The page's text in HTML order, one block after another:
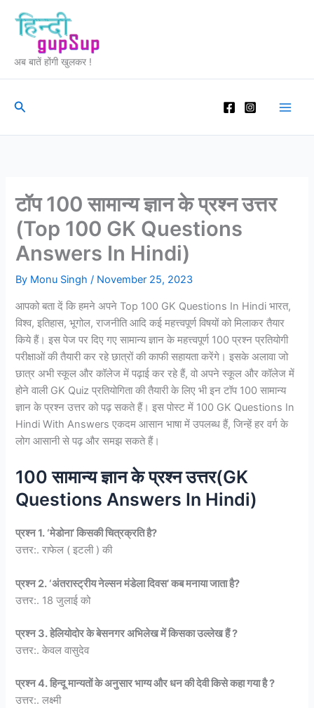
content
अब बातें होंगी खुलकर !
Search
टॉप 100 सामान्य ज्ञान के प्रश्न उत्तर
(Top 100 GK Questions
Answers In Hindi)
By Monu Singh/ November 25, 2023
आपको बता दें कि हमने अपने Top 100 GK Questions In Hindi भारत,
विश्व, इतिहास, भूगोल, राजनीति आदि कई महत्त्वपूर्ण विषयों को मिलाकर तैयार
किये हैं। इस पेज पर दिए गए सामान्य ज्ञान के महत्त्वपूर्ण 100 प्रश्न प्रतियोगी
परीक्षाओं की तैयारी कर रहे छात्रों की काफी सहायता करेंगे। इसके अलावा जो
छात्र अभी स्कूल और कॉलेज में पढ़ाई कर रहे हैं, वो अपने स्कूल और कॉलेज में
होने वाली GK Quiz प्रतियोगिता की तैयारी के लिए भी इन टॉप 100 सामान्य
ज्ञान के प्रश्न उत्तर को पढ़ सकते हैं। इस पोस्ट में 100 GK Questions In
Hindi With Answers एकदम आसान भाषा में उपलब्ध हैं, जिन्हें हर वर्ग के
लोग आसानी से पढ़ और समझ सकते हैं।
100 सामान्य ज्ञान के प्रश्न उत्तर(GK
Questions Answers In Hindi)
प्रश्न 1. ‘मेडोना’ किसकी चित्रक्रति है?
उत्तर:. राफेल ( इटली ) की
प्रश्न 2. ‘अंतरास्ट्रीय नेल्सन मंडेला दिवस’ कब मनाया जाता है?
उत्तर:. 18 जुलाई को
प्रश्न 3. हेलियोदोर के बेसनगर अभिलेख में किसका उल्लेख हैं ?
उत्तर:. केवल वासुदेव
प्रश्न 4. हिन्दू मान्यतों के अनुसार भाग्य और धन की देवी किसे कहा गया है ?
उत्तर:. लक्ष्मी